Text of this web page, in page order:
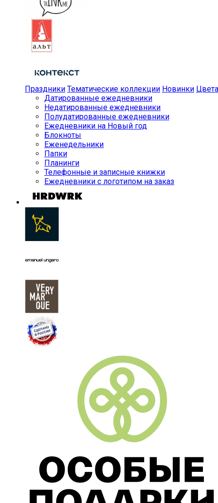
Праздники Тематические коллекции Новинки Цвета
Датированные ежедневники
Недатированные ежедневники
Полудатированные ежедневники
Ежедневники на Новый год
Блокноты
Еженедельники
Папки
Планинги
Телефонные и записные книжки
Ежедневники с логотипом на заказ